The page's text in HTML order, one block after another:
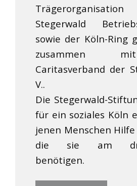
Stegerwald
sowie der Köln-Ring
zusammen
Caritasverband der
V..
Die Stegerwald-
für ein soziales Köln
jenen Menschen
die sie am
benötigen.